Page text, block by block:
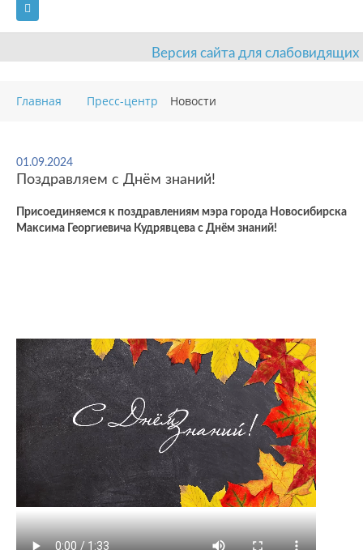
Версия сайта для слабовидящих
ГЛАВНАЯ
ВИДЫ СПОРТА
ОЦЕНКА КАЧЕСТВА ОБРАЗОВАНИЯ ВАКАНСИИ
Главная Пресс-центр Новости
01.09.2024
Поздравляем с Днём знаний!
Присоединяемся к поздравлениям мэра города Новосибирска
Максима Георгиевича Кудрявцева с Днём знаний!